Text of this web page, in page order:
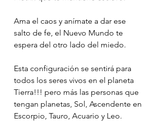
Ama el caos y anímate a dar ese
salto de fe, el Nuevo Mundo te
espera del otro lado del miedo.
Esta configuración se sentirá para
todos los seres vivos en el planeta
Tierra!!! pero más las personas que
tengan planetas, Sol, Ascendente en
Escorpio, Tauro, Acuario y Leo.